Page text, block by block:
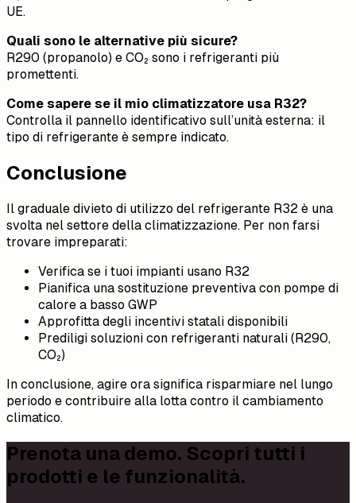
UE.
Quali sono le alternative più sicure?
R290 (propanolo) e CO₂ sono i refrigeranti più
promettenti.
Come sapere se il mio climatizzatore usa R32?
Controlla il pannello identificativo sull’unità esterna: il
tipo di refrigerante è sempre indicato.
Conclusione
Il graduale divieto di utilizzo del refrigerante R32 è una
svolta nel settore della climatizzazione. Per non farsi
trovare impreparati:
Verifica se i tuoi impianti usano R32
Pianifica una sostituzione preventiva con pompe di
calore a basso GWP
Approfitta degli incentivi statali disponibili
Prediligi soluzioni con refrigeranti naturali (R290,
CO₂)
In conclusione, agire ora significa risparmiare nel lungo
periodo e contribuire alla lotta contro il cambiamento
climatico.
Prenota una demo. Scopri tutti i
prodotti e le funzionalità.